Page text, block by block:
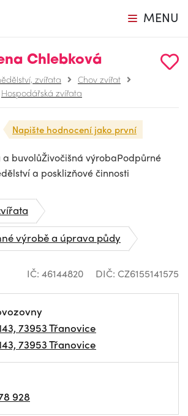
MENU
Chlebková
zvířata
Chov zvířat
Hospodářská zvířata
Napište hodnocení jako první
a buvolůŽivočišná výrobaPodpůrné
a posklizňové činnosti
výrobě a úprava půdy
IČ: 46144820 DIČ: CZ6155141575
73953 Třanovice
73953 Třanovice
928